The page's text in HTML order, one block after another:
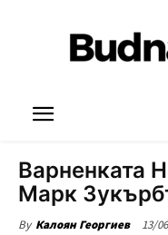
Варненката
Марк
By Калоян Георгиев 13/